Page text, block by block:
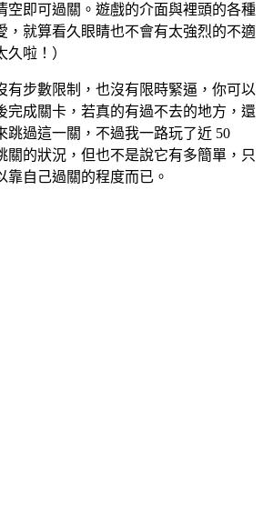
空即可過關。遊戲的介面與裡頭的各種
，就算看久眼睛也不會有太強烈的不適
啦！）
有步數限制，也沒有限時緊逼，你可以
完成關卡，若真的有過不去的地方，還
跳過這一關，不過我一路玩了近 50
關的狀況，但也不是說它有多簡單，只
靠自己過關的程度而已。